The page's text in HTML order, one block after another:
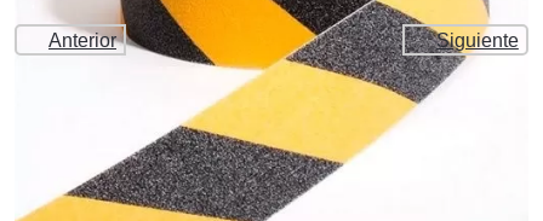
Anterior Siguiente